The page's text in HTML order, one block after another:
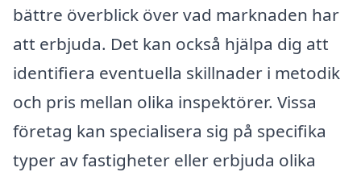
bättre överblick över vad marknaden har
att erbjuda. Det kan också hjälpa dig att
identifiera eventuella skillnader i metodik
och pris mellan olika inspektörer. Vissa
företag kan specialisera sig på specifika
typer av fastigheter eller erbjuda olika